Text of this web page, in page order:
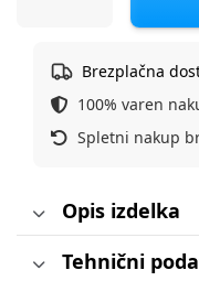
Brezplačna
100% varen
Spletni nakup
Opis izdelka
Tehnični